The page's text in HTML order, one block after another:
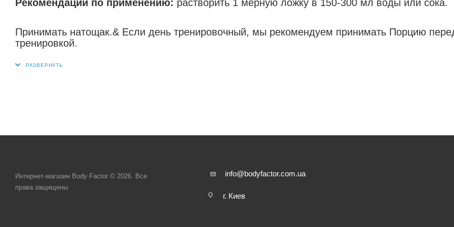
Рекомендации по применению: растворить 1 мерную ложку в 150-300 мл воды или сока.
Принимать натощак.& Если день тренировочный, мы рекомендуем принимать Порцию
тренировкой.
Интернет-магазин Body Factor © 2026. Все
права защищены
info@bodyfactor.com.ua
г. Киев